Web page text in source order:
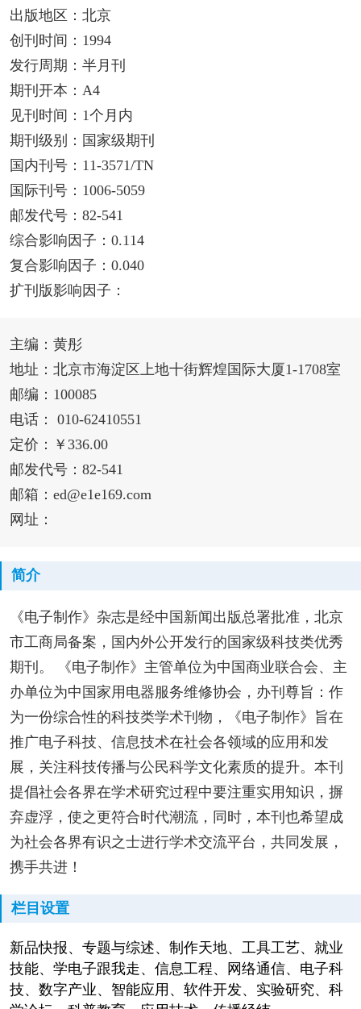
出版地区：北京
创刊时间：1994
发行周期：半月刊
期刊开本：A4
见刊时间：1个月内
期刊级别：国家级期刊
国内刊号：11-3571/TN
国际刊号：1006-5059
邮发代号：82-541
综合影响因子：0.114
复合影响因子：0.040
扩刊版影响因子：
主编：黄彤
地址：北京市海淀区上地十街辉煌国际大厦1-1708室
邮编：100085
电话： 010-62410551
定价：￥336.00
邮发代号：82-541
邮箱：ed@e1e169.com
网址：
简介
《电子制作》杂志是经中国新闻出版总署批准，北京
市工商局备案，国内外公开发行的国家级科技类优秀
期刊。 《电子制作》主管单位为中国商业联合会、主
办单位为中国家用电器服务维修协会，办刊尊旨：作
为一份综合性的科技类学术刊物，《电子制作》旨在
推广电子科技、信息技术在社会各领域的应用和发
展，关注科技传播与公民科学文化素质的提升。本刊
提倡社会各界在学术研究过程中要注重实用知识，摒
弃虚浮，使之更符合时代潮流，同时，本刊也希望成
为社会各界有识之士进行学术交流平台，共同发展，
携手共进！
栏目设置
新品快报、专题与综述、制作天地、工具工艺、就业
技能、学电子跟我走、信息工程、网络通信、电子科
技、数字产业、智能应用、软件开发、实验研究、科